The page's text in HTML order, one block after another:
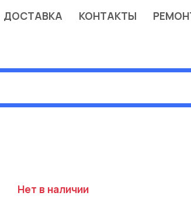
ДОСТАВКА КОНТАКТЫ
Нет в наличии